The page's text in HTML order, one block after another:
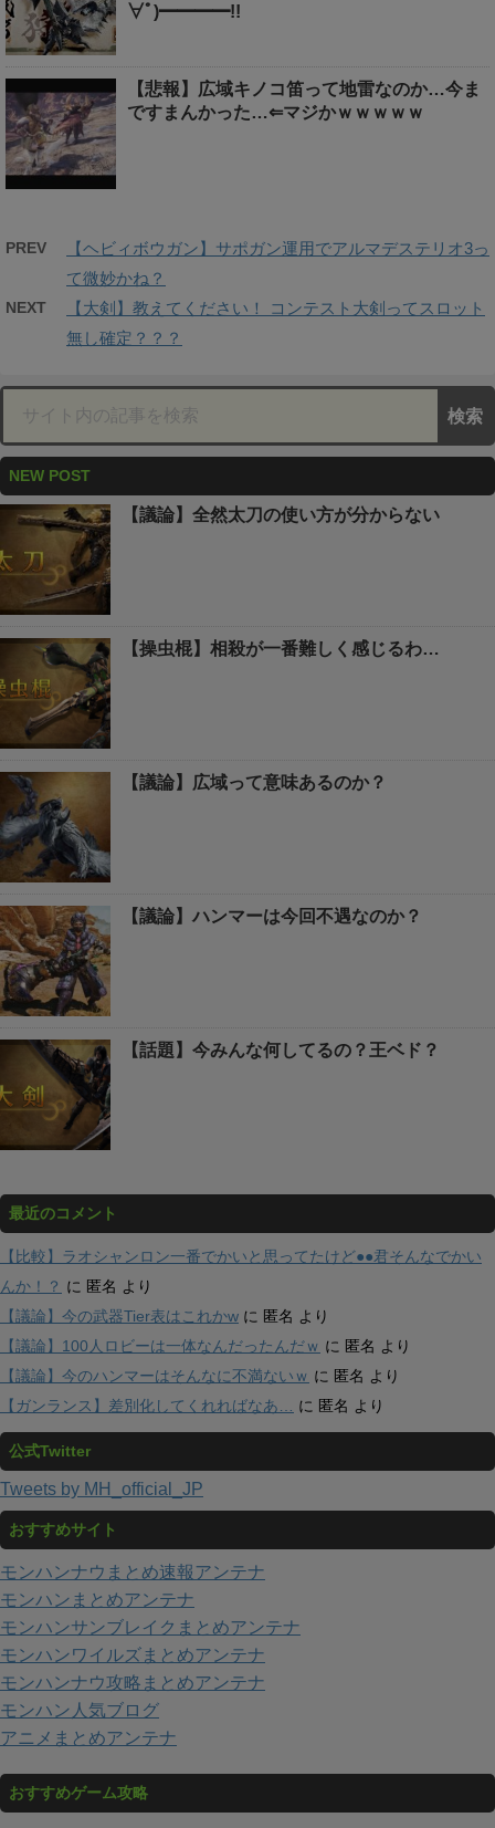
∀ﾟ)━━━━!!
【悲報】広域キノコ笛って地雷なのか…今ま
ですまんかった…⇐マジかｗｗｗｗｗ
PREV
【ヘビィボウガン】サポガン運用でアルマデステリオ3っ
て微妙かね？
NEXT
【大剣】教えてください！ コンテスト大剣ってスロット
無し確定？？？
NEW POST
【議論】全然太刀の使い方が分からない
【操虫棍】相殺が一番難しく感じるわ…
【議論】広域って意味あるのか？
【議論】ハンマーは今回不遇なのか？
【話題】今みんな何してるの？王ベド？
最近のコメント
【比較】ラオシャンロン一番でかいと思ってたけど●●君そんなでかい
んか！？ に 匿名 より
【議論】今の武器Tier表はこれかw に 匿名 より
【議論】100人ロビーは一体なんだったんだｗ に 匿名 より
【議論】今のハンマーはそんなに不満ないｗ に 匿名 より
【ガンランス】差別化してくれればなあ…
に 匿名 より
公式Twitter
Tweets by MH_official_JP
おすすめサイト
モンハンナウまとめ速報アンテナ
モンハンまとめアンテナ
モンハンサンブレイクまとめアンテナ
モンハンワイルズまとめアンテナ
モンハンナウ攻略まとめアンテナ
モンハン人気ブログ
アニメまとめアンテナ
おすすめゲーム攻略